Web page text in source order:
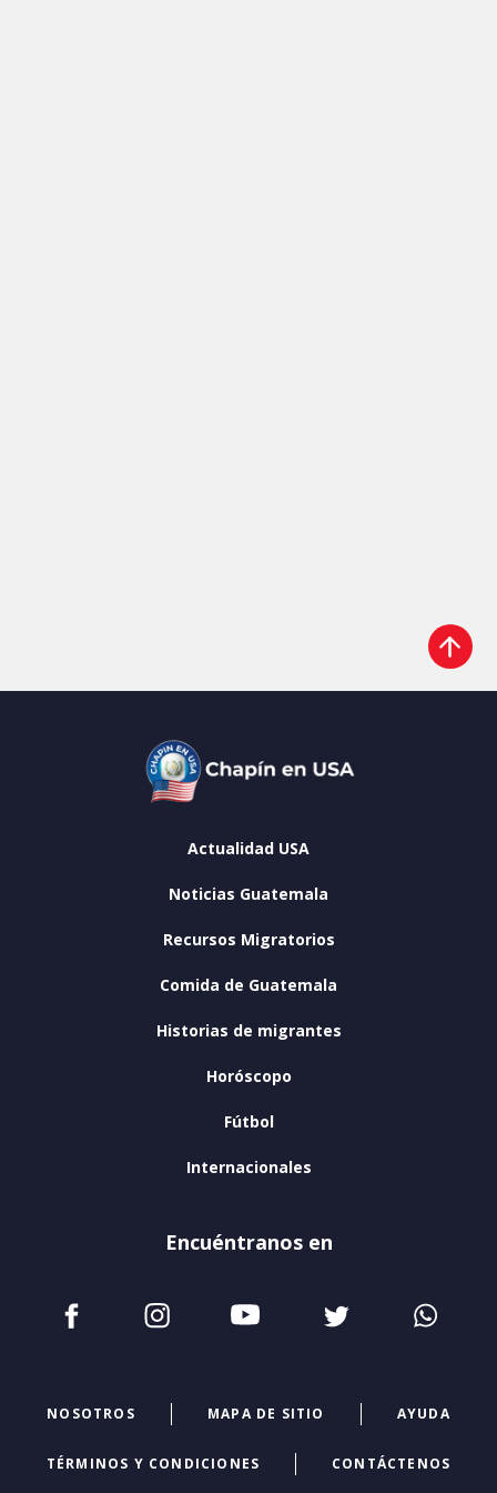
Actualidad USA
Noticias Guatemala
Recursos Migratorios
Comida de Guatemala
Historias de migrantes
Horóscopo
Fútbol
Internacionales
Encuéntranos en
NOSOTROS MAPA DE SITIO AYUDA
TÉRMINOS Y CONDICIONES CONTÁCTENOS